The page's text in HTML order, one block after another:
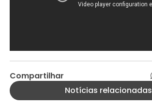
Compartilhar
Notícias relacionadas